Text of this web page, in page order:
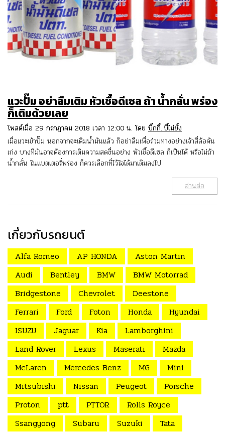
แวะปั๊ม อย่าลืมเติม หัวเชื้อดีเซล ถ้า น้ำกลั่น พร่อง
ก็เติมด้วยเลย
โพสต์เมื่อ 29 กรกฎาคม 2018 เวลา 12:00 น. โดย บิ๊กกี้..บี้ไม่ยั้ง
เมื่อแวะเข้าปั๊ม นอกจากจะเติมน้ำมันแล้ว ก็อย่าลืมเพื่อร่วมทางอย่างเจ้าสี่ล้อคัน
เก่ง บางทีมันอาจต้องการเติมความสดชื่นอย่าง หัวเชื้อดีเซล ก็เป็นได้ หรือไม่ถ้า
น้ำกลั่น ในแบตเตอรี่พร่อง ก็ควรเลือกที่ไว้ใจได้มาเติมลงไป
อ่านต่อ
เกี่ยวกับรถยนต์
Alfa Romeo AP HONDA
Aston Martin
Audi
Bentley BMW
BMW Motorrad
Bridgestone
Chevrolet
Deestone
Ferrari
Ford Foton Honda
Hyundai
ISUZU
Jaguar Kia
Lamborghini
Land Rover
Lexus Maserati
Mazda
McLaren
Mercedes Benz MG
Mini
Mitsubishi
Nissan Peugeot
Porsche
Proton
ptt PTTOR
Rolls Royce
Ssangyong
Subaru Suzuki Tata